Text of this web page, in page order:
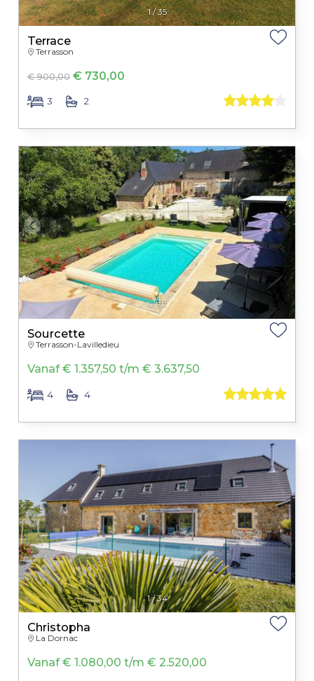
1/35
Terrace
Terrasson
€ 900,00 € 730,00
3 2
1/37
Sourcette
Terrasson-Lavilledieu
Vanaf € 1.357,50 t/m € 3.637,50
4 4
1/34
Christopha
La Dornac
Vanaf € 1.080,00 t/m € 2.520,00